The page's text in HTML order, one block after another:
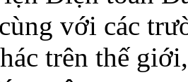
với các
trên thế